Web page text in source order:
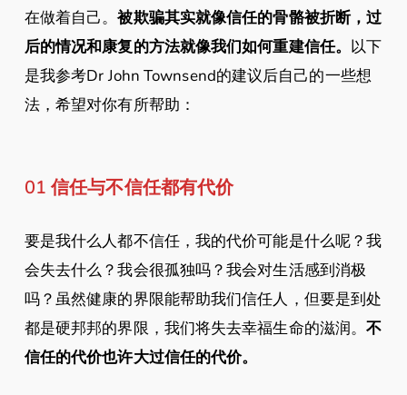
在做着自己。被欺骗其实就像信任的骨骼被折断，过
后的情况和康复的方法就像我们如何重建信任。 以下
是我参考Dr John Townsend的建议后自己的一些想
法，希望对你有所帮助：
01 信任与不信任都有代价
要是我什么人都不信任，我的代价可能是什么呢？我
会失去什么？我会很孤独吗？我会对生活感到消极
吗？虽然健康的界限能帮助我们信任人，但要是到处
都是硬邦邦的界限，我们将失去幸福生命的滋润。不
信任的代价也许大过信任的代价。